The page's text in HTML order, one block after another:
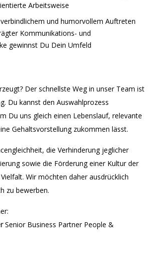
Arbeitsweise
und humorvollem Auftreten
Kommunikations- und
gewinnst Du Dein Umfeld
Der schnellste Weg in unser Team ist
Du kannst den Auswahlprozess
Du uns gleich einen Lebenslauf, relevante
Gehaltsvorstellung zukommen lässt.
die Verhinderung jeglicher
sowie die Förderung einer Kultur der
Wir möchten daher ausdrücklich
zu bewerben.
Senior Business Partner People &